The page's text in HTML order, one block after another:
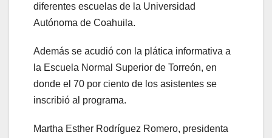
diferentes escuelas de la Universidad
Autónoma de Coahuila.
Además se acudió con la plática informativa a
la Escuela Normal Superior de Torreón, en
donde el 70 por ciento de los asistentes se
inscribió al programa.
Martha Esther Rodríguez Romero, presidenta